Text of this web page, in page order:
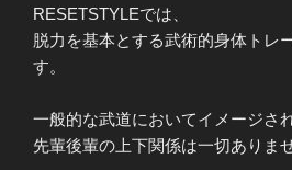
RESETSTYLEでは、
脱力を基本とする武術的身体トレ
す。
一般的な武道においてイメージさ
先輩後輩の上下関係は一切ありませ